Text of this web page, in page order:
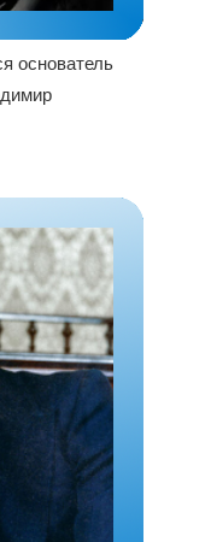
основатель